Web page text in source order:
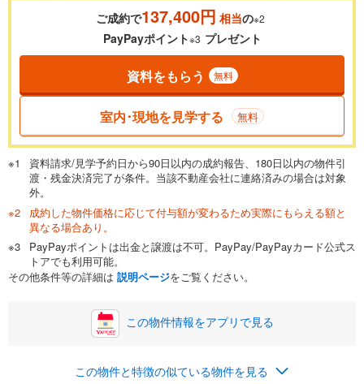
0.01%
一般的には最長35年まで借り入れ可能です。多くの金融機関
が完済時の年齢は80歳までを条件としています。
閉じる
頭金 万円
0万円 4,580万円
自己資金から住宅購入にかけられる金額を入力してくださ
い。一般的には物件価格の2割までが目安です。
閉じる
ボーナス
万円
0円
ナス時の増額分（1回分）を入力してください。
ご成約で137,400円 相当の※2
PayPayポイント※3 プレゼント
資料をもらう 無料
室内･現地を見学する 無料
資料請求/見学予約日から90日以内の成約報告、180日以内の物件引
渡・残金決済完了が条件。当該不動産会社に連絡済みの場合は対象
外。
成約した物件価格に応じて付与額が変わるため実際にもらえる額と
異なる場合あり。
PayPayポイントは出金と譲渡は不可。PayPay/PayPayカード公式ス
トアでも利用可能。
その他条件等の詳細は 説明ページをご覧ください。
この物件情報をアプリで見る
この物件と特徴の似ている物件を見る